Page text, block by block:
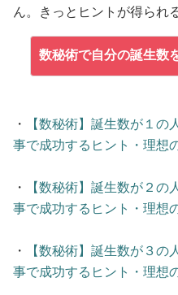
ん。きっとヒントが得られ
数秘術で自分の誕生数
・
【数秘術】誕生数が１
事で成功するヒント・理想
・
【数秘術】誕生数が２
事で成功するヒント・理想
・
【数秘術】誕生数が３
事で成功するヒント・理想